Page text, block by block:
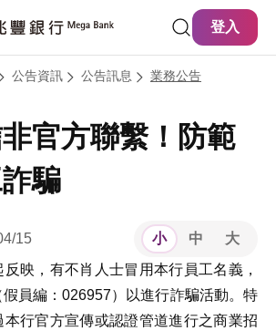
登入
公告資訊 公告訊息 業務公告
官方聯繫！防範
騙
15 小 中
大
映，有不肖人士冒用本行員工名義，
員編：026957）以進行詐騙活動。特
本行官方宣傳或認證管道進行之商業招